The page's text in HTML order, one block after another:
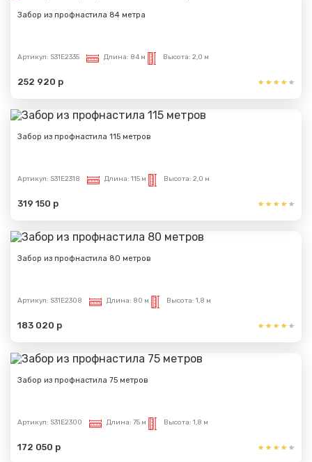
Забор из профнастила 84 метра
Артикул: S31E2335 Длина: 84 м Высота: 2,0 м
252 920 р
Забор из профнастила 115 метров
Артикул: S31E2318 Длина: 115 м Высота: 2,0 м
319 150 р
Забор из профнастила 80 метров
Артикул: S31E2308 Длина: 80 м Высота: 1,8 м
183 020 р
Забор из профнастила 75 метров
Артикул: S31E2300 Длина: 75 м Высота: 1,8 м
172 050 р